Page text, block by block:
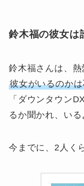
鈴木福の彼女は
鈴木福さんは、
彼女がいるのか
「ダウンタウン
るか聞かれ、いる
今までに、2人く